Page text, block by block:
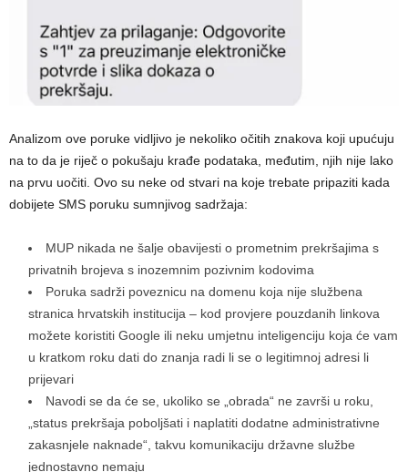
Analizom ove poruke vidljivo je nekoliko očitih znakova koji upućuju
na to da je riječ o pokušaju krađe podataka, međutim, njih nije lako
na prvu uočiti. Ovo su neke od stvari na koje trebate pripaziti kada
dobijete SMS poruku sumnjivog sadržaja:
MUP nikada ne šalje obavijesti o prometnim prekršajima s
privatnih brojeva s inozemnim pozivnim kodovima
Poruka sadrži poveznicu na domenu koja nije službena
stranica hrvatskih institucija – kod provjere pouzdanih linkova
možete koristiti Google ili neku umjetnu inteligenciju koja će vam
u kratkom roku dati do znanja radi li se o legitimnoj adresi li
prijevari
Navodi se da će se, ukoliko se „obrada“ ne završi u roku,
„status prekršaja poboljšati i naplatiti dodatne administrativne
zakasnjele naknade“, takvu komunikaciju državne službe
jednostavno nemaju